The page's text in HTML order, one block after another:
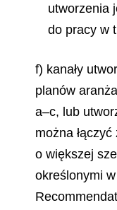
utworzenia
do pracy w
f) kanały
planów
a–c, lub
można
o większej
określonymi